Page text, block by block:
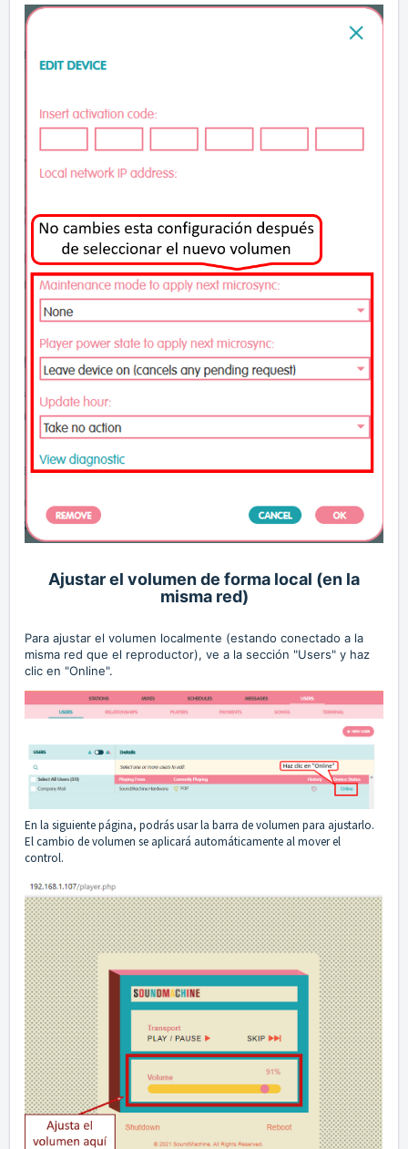
Ajustar el volumen de forma local (en la
misma red)
Para ajustar el volumen localmente (estando conectado a la
misma red que el reproductor), ve a la sección "Users" y haz
clic en "Online".
En la siguiente página, podrás usar la barra de volumen para ajustarlo.
El cambio de volumen se aplicará automáticamente al mover el
control.